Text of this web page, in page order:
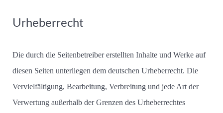
Urheberrecht
Die durch die Seitenbetreiber erstellten Inhalte und Werke auf
diesen Seiten unterliegen dem deutschen Urheberrecht. Die
Vervielfältigung, Bearbeitung, Verbreitung und jede Art der
Verwertung außerhalb der Grenzen des Urheberrechtes